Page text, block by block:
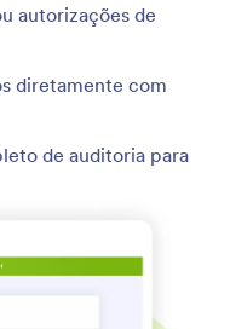
autorizações de
diretamente com
de auditoria para